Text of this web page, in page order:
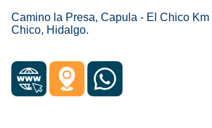
Camino la Presa, Capula - El Chico
Chico, Hidalgo.